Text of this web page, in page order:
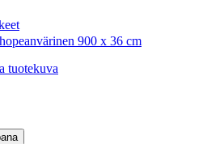
900 x 36 cm
tuotekuva